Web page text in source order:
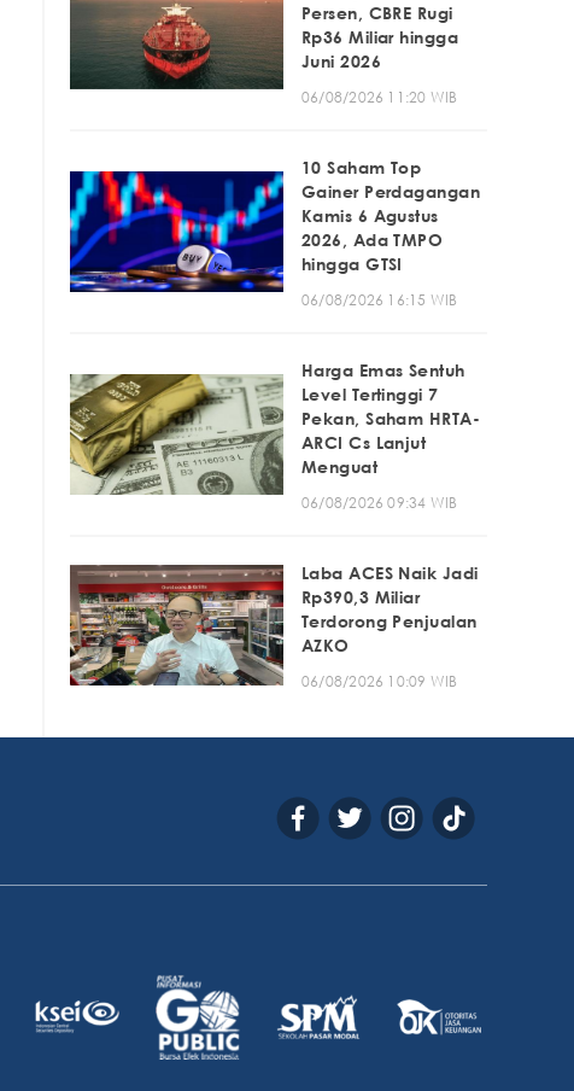
Persen, CBRE Rugi
Rp36 Miliar hingga
Juni 2026
06/08/2026 11:20 WIB
10 Saham Top
Gainer Perdagangan
Kamis 6 Agustus
2026, Ada TMPO
hingga GTSI
06/08/2026 16:15 WIB
Harga Emas Sentuh
Level Tertinggi 7
Pekan, Saham HRTA-
ARCI Cs Lanjut
Menguat
06/08/2026 09:34 WIB
Laba ACES Naik Jadi
Rp390,3 Miliar
Terdorong Penjualan
AZKO
06/08/2026 10:09 WIB